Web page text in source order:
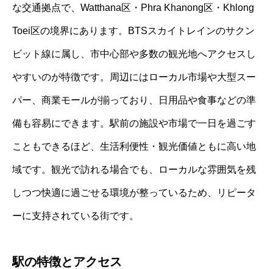
な交通拠点で、Watthana区・Phra Khanong区・Khlong
Toei区の境界にあります。BTSスカイトレインのサクン
ビット線に属し、市中心部や多数の観光地へアクセスし
やすいのが特徴です。周辺にはローカル市場や大型スー
パー、商業モールが揃っており、日用品や食事などの準
備も容易にできます。駅前の施設や市場で一日を過ごす
こともできるほど、生活利便性・観光価値ともに高い地
域です。観光で訪れる場合でも、ローカルな雰囲気を残
しつつ快適に過ごせる環境が整っているため、リピータ
ーに支持されている街です。
駅の特徴とアクセス